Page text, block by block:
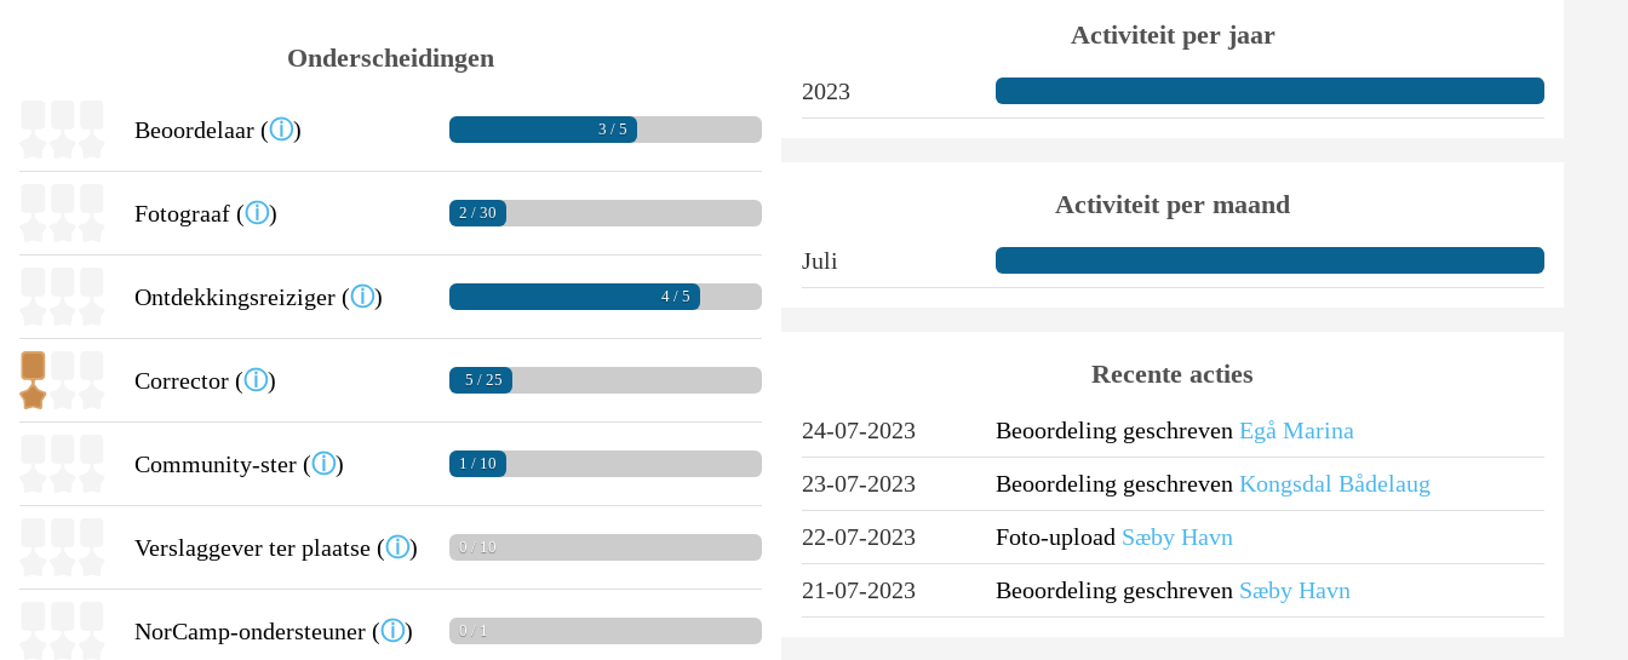
Onderscheidingen
Beoordelaar (ⓘ) 3 / 5
Fotograaf (ⓘ) 2 / 30
Ontdekkingsreiziger (ⓘ) 4 / 5
Corrector (ⓘ) 5 / 25
Community-ster (ⓘ) 1 / 10
Verslaggever ter plaatse (ⓘ) 0 / 10
NorCamp-ondersteuner (ⓘ) 0 / 1
Activiteit per jaar
2023
Activiteit per maand
Juli
Recente acties
24-07-2023 Beoordeling geschreven Egå Marina
23-07-2023
Beoordeling geschreven Kongsdal Bådelaug
22-07-2023
Foto-upload Sæby Havn
21-07-2023
Beoordeling geschreven Sæby Havn